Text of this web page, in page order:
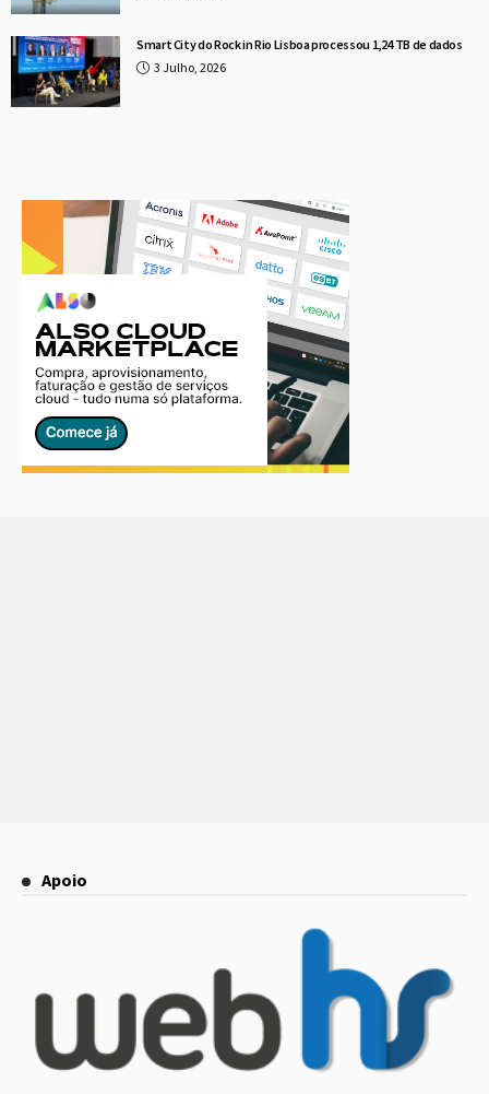
Smart City do Rock in Rio Lisboa processou 1,24 TB de dados
3 Julho, 2026
Apoio